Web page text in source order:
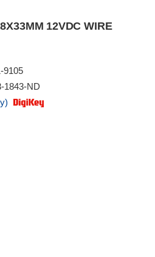
12VDC WIRE
9105
1843-ND